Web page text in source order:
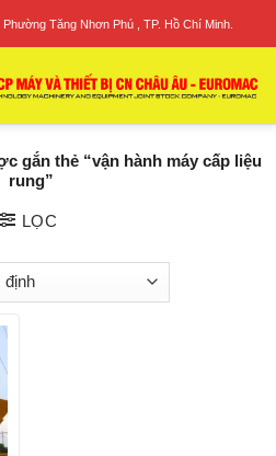
Tăng Nhơn Phú , TP. Hồ Chí Minh.
gắn thẻ “vận hành máy cấp liệu
rung”
LỌC